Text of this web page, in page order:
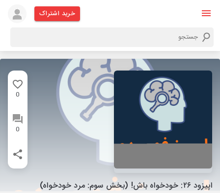
خرید اشتراک
0
0
اپیزود ۲۶: خودخواه باش! (بخش سوم: مرد خودخواه)